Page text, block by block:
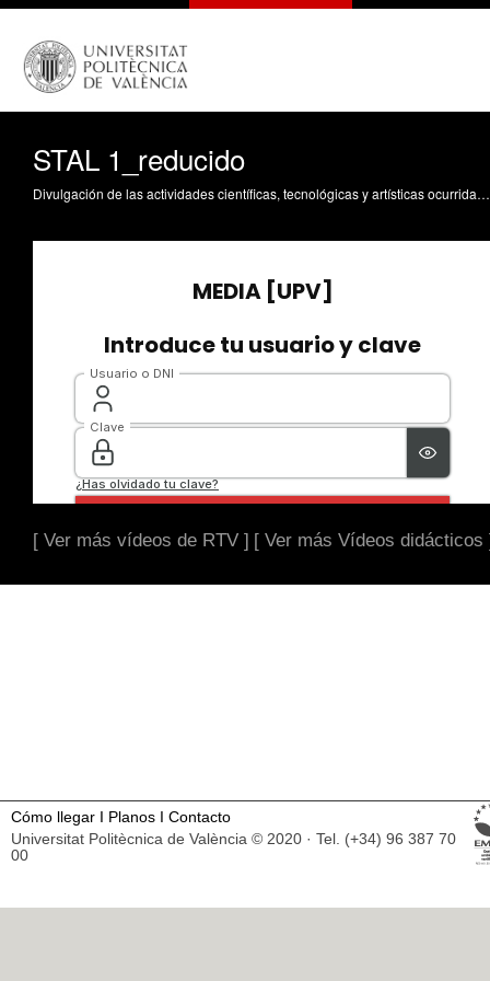
STAL 1_reducido
Divulgación de las actividades científicas, tecnológicas y artísticas ocurridas en los tres campus de la UPV
[ Ver más vídeos de RTV ] [ Ver más Vídeos didácticos
Cómo llegar I Planos I Contacto
Universitat Politècnica de València © 2020 · Tel. (+34) 96 387 70
00